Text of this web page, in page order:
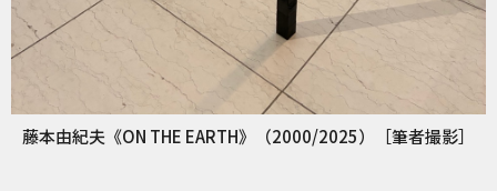
藤本由紀夫《ON THE EARTH》（2000/2025）［筆者撮影］